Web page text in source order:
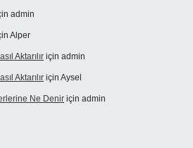
admin
Alper
Aktarılır için admin
Aktarılır için Aysel
Ne Denir için admin